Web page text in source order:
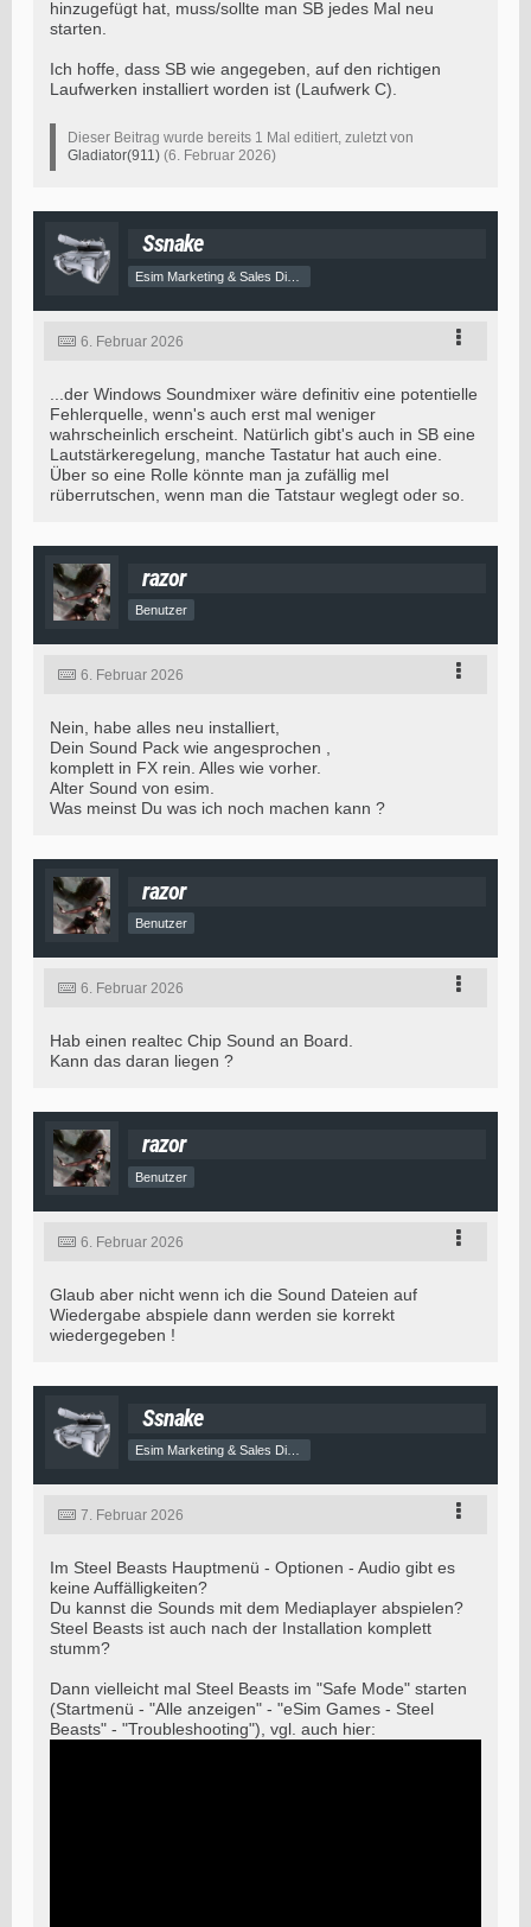
hinzugefügt hat, muss/sollte man SB jedes Mal neu
starten.
Ich hoffe, dass SB wie angegeben, auf den richtigen
Laufwerken installiert worden ist (Laufwerk C).
Dieser Beitrag wurde bereits 1 Mal editiert, zuletzt von
Gladiator(911) (6. Februar 2026)
Ssnake
6. Februar 2026
...der Windows Soundmixer wäre definitiv eine potentielle
Fehlerquelle, wenn's auch erst mal weniger
wahrscheinlich erscheint. Natürlich gibt's auch in SB eine
Lautstärkeregelung, manche Tastatur hat auch eine.
Über so eine Rolle könnte man ja zufällig mel
rüberrutschen, wenn man die Tatstaur weglegt oder so.
razor
Benutzer
6. Februar 2026
Nein, habe alles neu installiert,
Dein Sound Pack wie angesprochen ,
komplett in FX rein. Alles wie vorher.
Alter Sound von esim.
Was meinst Du was ich noch machen kann ?
razor
Benutzer
6. Februar 2026
Hab einen realtec Chip Sound an Board.
Kann das daran liegen ?
razor
Benutzer
6. Februar 2026
Glaub aber nicht wenn ich die Sound Dateien auf
Wiedergabe abspiele dann werden sie korrekt
wiedergegeben !
Ssnake
7. Februar 2026
Im Steel Beasts Hauptmenü - Optionen - Audio gibt es
keine Auffälligkeiten?
Du kannst die Sounds mit dem Mediaplayer abspielen?
Steel Beasts ist auch nach der Installation komplett
stumm?
Dann vielleicht mal Steel Beasts im "Safe Mode" starten
(Startmenü - "Alle anzeigen" - "eSim Games - Steel
Beasts" - "Troubleshooting"), vgl. auch hier: